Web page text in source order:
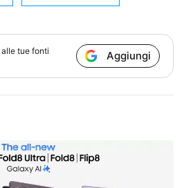
alle tue fonti
Aggiungi